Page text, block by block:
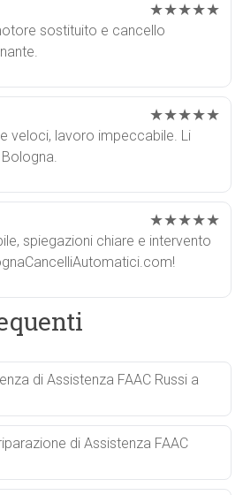
★★★★★
sostituito e cancello
★★★★★
veloci, lavoro impeccabile. Li
★★★★★
spiegazioni chiare e intervento
di Assistenza FAAC Russi a
di Assistenza FAAC